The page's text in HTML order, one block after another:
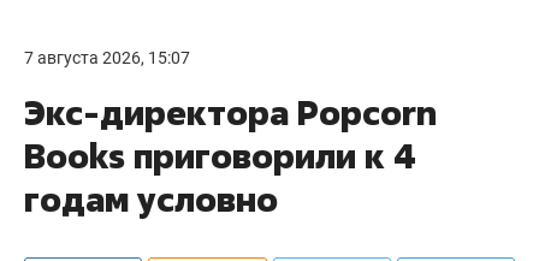
7 августа 2026, 15:07
Экс-директора Popcorn
Books приговорили к 4
годам условно